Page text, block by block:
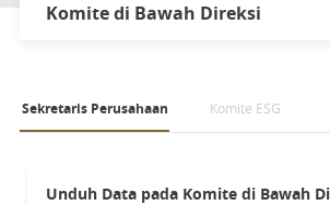
Komite di Bawah Direksi
Komite di Bawah Dewan
Paparan Publik
Sekretaris Perusahaan Komite ESG
Unduh Data pada Komite di Bawah